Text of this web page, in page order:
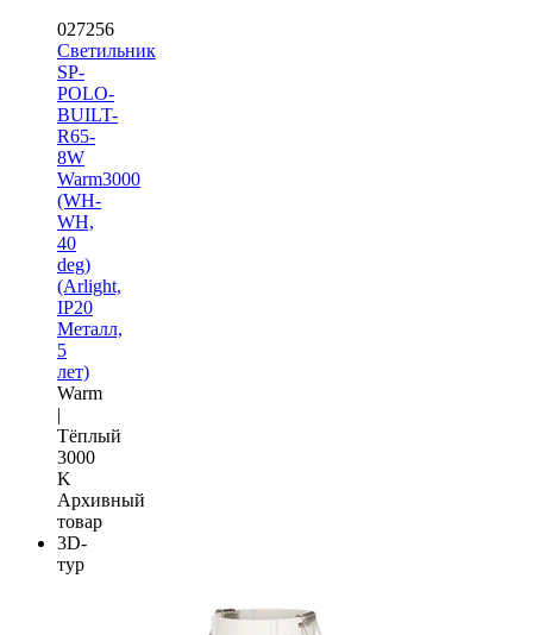
027256
Светильник
SP-
POLO-
BUILT-
R65-
8W
Warm3000
(WH-
WH,
40
deg)
(Arlight,
IP20
Металл,
5
лет)
Warm
|
Тёплый
3000
K
Архивный
товар
3D-
тур